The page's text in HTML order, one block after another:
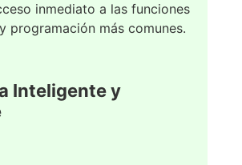
inmediato a las funciones
programación más comunes.
Inteligente y